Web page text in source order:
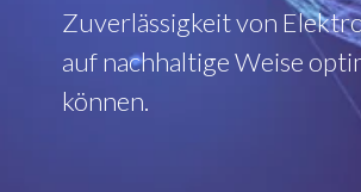
Zuverlässigkeit von
auf nachhaltige Weise
können.